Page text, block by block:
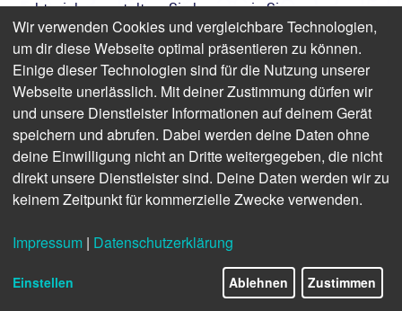
rechtssicher gestalten. Sie lernen, wie Sie
Verantwortlichkeiten, Qualitätsstandards und Prozesse
klar definieren – und damit Fehler, Kosten und
Streitigkeiten vermeiden. Durch praxisnahe Fallbeispiele
und ein ausführliches Skript erhalten Sie konkrete
Werkzeuge für Ihre tägliche Arbeit. Ideal für alle, die
Facility-Verträge aufsetzen, prüfen oder umsetzen.
Das Ziel:
Sie verstehen, wie Sie Facility-Verträge
rechtssicher und transparent gestalten.
Finden Sie freie Termine für das Seminar
Seminar: Dienstleistungsverträge in
Wir verwenden Cookies und vergleichbare Technologien,
um dir diese Webseite optimal präsentieren zu können.
Einige dieser Technologien sind für die Nutzung unserer
Webseite unerlässlich. Mit deiner Zustimmung dürfen wir
und unsere Dienstleister Informationen auf deinem Gerät
speichern und abrufen. Dabei werden deine Daten ohne
deine Einwilligung nicht an Dritte weitergegeben, die nicht
direkt unsere Dienstleister sind. Deine Daten werden wir zu
keinem Zeitpunkt für kommerzielle Zwecke verwenden.
Impressum | Datenschutzerklärung
Einstellen Ablehnen Zustimmen